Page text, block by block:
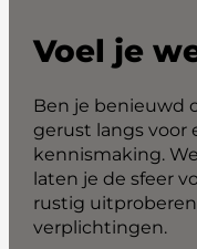
Voel je
Ben je benieuwd
gerust langs voor
kennismaking.
laten je de sfeer
rustig
verplichtingen.